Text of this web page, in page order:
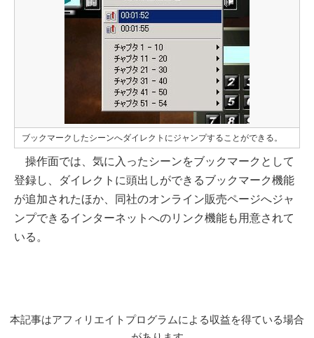
ブックマークしたシーンへダイレクトにジャンプすることができる。
操作面では、気に入ったシーンをブックマークとして
登録し、ダイレクトに頭出しができるブックマーク機能
が追加されたほか、同社のオンライン販売ページへジャ
ンプできるインターネットへのリンク機能も用意されて
いる。
本記事はアフィリエイトプログラムによる収益を得ている場合